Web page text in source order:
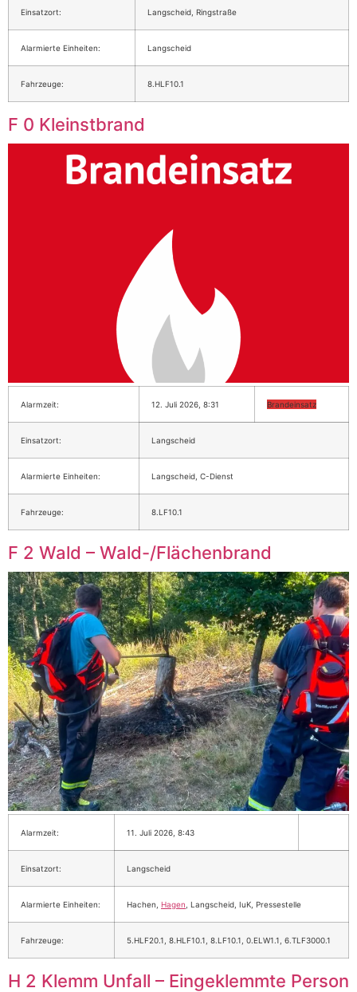
Einsatzort: Langscheid, Ringstraße
Alarmierte Einheiten: Langscheid
Fahrzeuge: 8.HLF10.1
F 0 Kleinstbrand
Alarmzeit: 12. Juli 2026, 8:31 Brandeinsatz
Einsatzort: Langscheid
Alarmierte Einheiten: Langscheid, C-Dienst
Fahrzeuge: 8.LF10.1
F 2 Wald – Wald-/Flächenbrand
Alarmzeit: 11. Juli 2026, 8:43
Einsatzort: Langscheid
Alarmierte Einheiten: Hachen, Hagen , Langscheid, IuK, Pressestelle
Fahrzeuge: 5.HLF20.1, 8.HLF10.1, 8.LF10.1, 0.ELW1.1, 6.TLF3000.1
H 2 Klemm Unfall – Eingeklemmte Person